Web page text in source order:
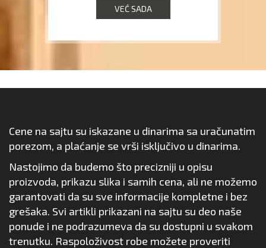
VEĆ SADA
Cene na sajtu su iskazane u dinarima sa uračunatim
porezom, a plaćanje se vrši isključivo u dinarima.
Nastojimo da budemo što precizniji u opisu
proizvoda, prikazu slika i samih cena, ali ne možemo
garantovati da su sve informacije kompletne i bez
grešaka. Svi artikli prikazani na sajtu su deo naše
ponude i ne podrazumeva da su dostupni u svakom
trenutku. Raspoloživost robe možete proveriti